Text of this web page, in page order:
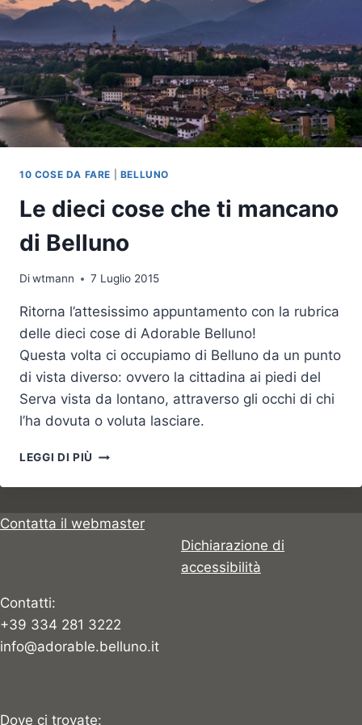
10 COSE DA FARE BELLUNO
Le dieci cose che ti mancano
di Belluno
Diwtmann 7 Luglio 2015
Ritorna l’attesissimo appuntamento con la rubrica
delle dieci cose di Adorable Belluno!
Questa volta ci occupiamo di Belluno da un punto
di vista diverso: ovvero la cittadina ai piedi del
Serva vista da lontano, attraverso gli occhi di chi
l’ha dovuta o voluta lasciare.
LEGGI DI PIÙ LE
COSE
TI
Contatta il webmaster
Dichiarazione di
accessibilità
Contatti:
+39 334 281 3222
info@adorable.belluno.it
Dove ci trovate: